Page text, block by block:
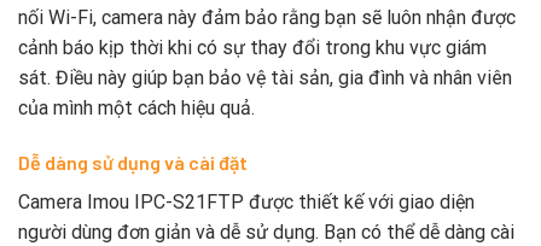
nối Wi-Fi, camera này đảm bảo rằng bạn sẽ luôn nhận được
cảnh báo kịp thời khi có sự thay đổi trong khu vực giám
sát. Điều này giúp bạn bảo vệ tài sản, gia đình và nhân viên
của mình một cách hiệu quả.
Dễ dàng sử dụng và cài đặt
Camera Imou IPC-S21FTP được thiết kế với giao diện
người dùng đơn giản và dễ sử dụng. Bạn có thể dễ dàng cài